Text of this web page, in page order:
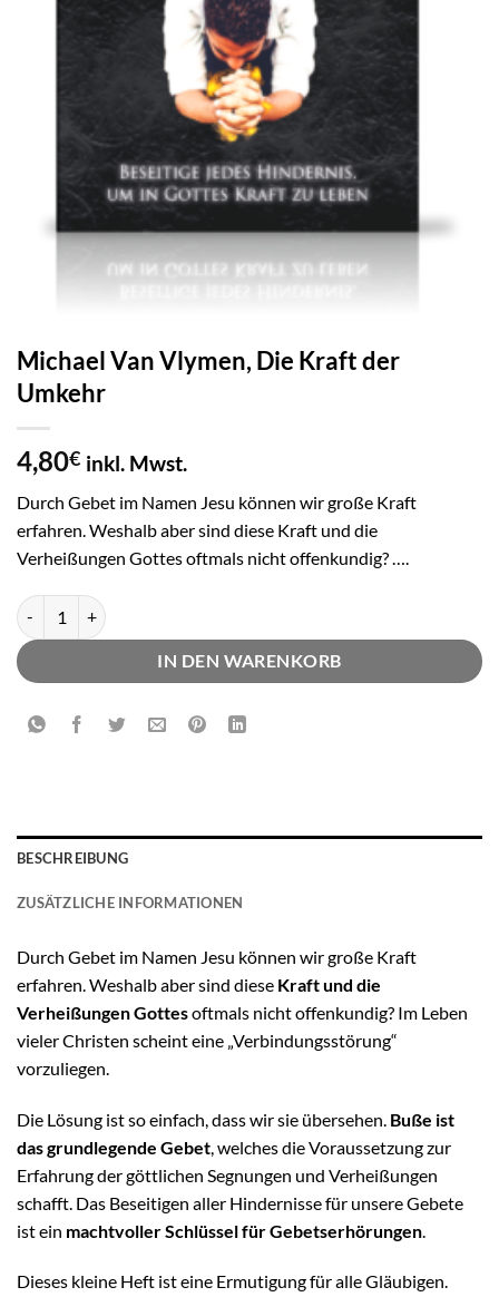
Michael Van Vlymen, Die Kraft der
Umkehr
4,80€ inkl. Mwst.
Durch Gebet im Namen Jesu können wir große Kraft
erfahren. Weshalb aber sind diese Kraft und die
Verheißungen Gottes oftmals nicht offenkundig? ….
Michael Van Vlymen, Die Kraft der Umkehr Menge
IN DEN WARENKORB
BESCHREIBUNG
ZUSÄTZLICHE INFORMATIONEN
Durch Gebet im Namen Jesu können wir große Kraft
erfahren. Weshalb aber sind diese Kraft und die
Verheißungen Gottesoftmals nicht offenkundig? Im Leben
vieler Christen scheint eine „Verbindungsstörung“
vorzuliegen.
Die Lösung ist so einfach, dass wir sie übersehen. Buße ist
das grundlegende Gebet , welches die Voraussetzung zur
Erfahrung der göttlichen Segnungen und Verheißungen
schafft. Das Beseitigen aller Hindernisse für unsere Gebete
ist ein machtvoller Schlüssel für Gebetserhörungen
Dieses kleine Heft ist eine Ermutigung für alle Gläubigen.